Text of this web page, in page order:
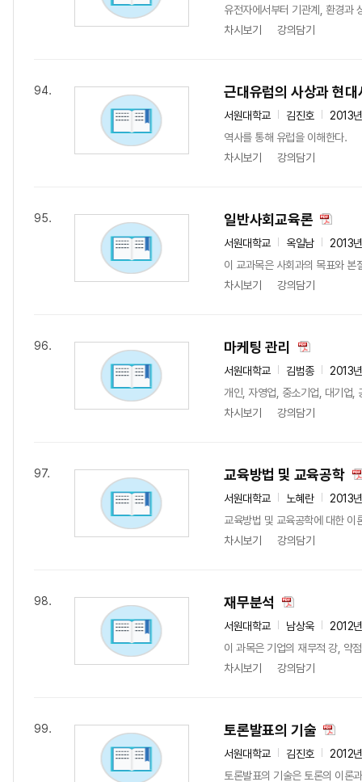
유전자에서부터 기관계, 환경과
차시보기
강의담기
94. 근대유럽의 사상과 현대
서원대학교 김진호
2013
역사를 통해 유럽을 이해한다.
차시보기
강의담기
95. 일반사회교육론
서원대학교 옥일남
2013
이 교과목은 사회과의 목표와 본
차시보기
강의담기
96. 마케팅 관리
서원대학교 김범종
2013
개인, 자영업, 중소기업, 대기업,
차시보기
강의담기
97. 교육방법 및 교육공학
서원대학교 노혜란
2013
교육방법 및 교육공학에 대한 이
차시보기
강의담기
98. 재무분석
서원대학교 남상욱
2012
이 과목은 기업의 재무적 강, 약
차시보기
강의담기
99. 토론발표의 기술
서원대학교 김진호
2012
토론발표의 기술은 토론의 이론